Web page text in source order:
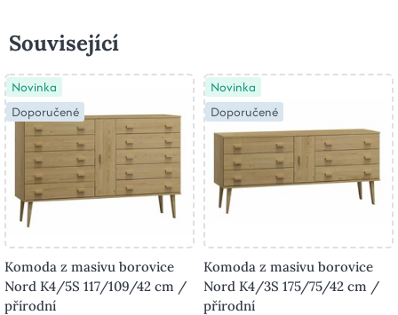
Související
Novinka
Doporučené
Komoda z masivu borovice
Nord K4/5S 117/109/42 cm /
přírodní
Novinka
Doporučené
Komoda z masivu borovice
Nord K4/3S 175/75/42 cm /
přírodní